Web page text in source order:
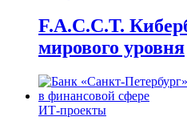
F.A.C.C.T.
мирового уровня
ИТ-проекты